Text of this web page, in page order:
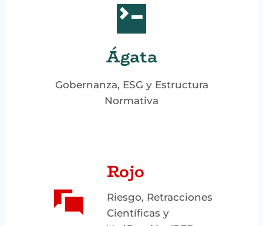
Ágata
Gobernanza, ESG y Estructura
Normativa
Rojo
Riesgo, Retracciones
Científicas y